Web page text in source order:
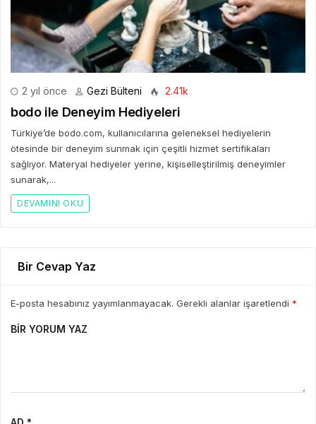
2 yıl önce Gezi Bülteni 2.41k
bodo ile Deneyim Hediyeleri
Türkiye’de bodo.com, kullanıcılarına geleneksel hediyelerin
ötesinde bir deneyim sunmak için çeşitli hizmet sertifikaları
sağlıyor. Materyal hediyeler yerine, kişiselleştirilmiş deneyimler
sunarak,...
DEVAMINI OKU
Bir Cevap Yaz
E-posta hesabınız yayımlanmayacak. Gerekli alanlar işaretlendi *
BIR YORUM YAZ